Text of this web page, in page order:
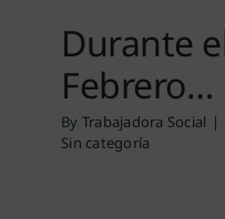
Durante
Febrero…
By Trabajadora Social |
Sin categoría